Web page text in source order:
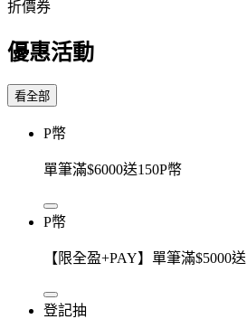
折價券
優惠活動
看全部
P幣
單筆滿$6000送150P幣
P幣
【限全盈+PAY】單筆滿$5000
登記抽